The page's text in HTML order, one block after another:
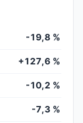
-19,8 %
+127,6 %
-10,2 %
-7,3 %